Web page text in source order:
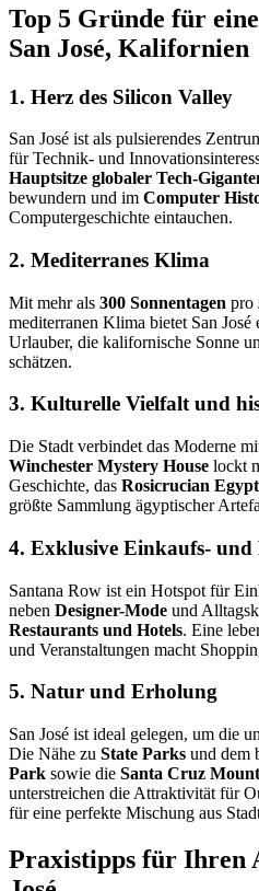
Top 5 Gründe für
San José, Kalifornien
1. Herz des Silicon Valley
San José ist als pulsierendes
für Technik- und
Hauptsitze globaler Tech-
bewundern und im Computer
Computergeschichte eintauchen.
2. Mediterranes Klima
Mit mehr als 300 Sonnentagen pro
mediterranen Klima bietet San
Urlauber, die kalifornische Sonne
schätzen.
3. Kulturelle Vielfalt und
Die Stadt verbindet das Moderne
Winchester Mystery House lockt
Geschichte, das Rosicrucian
größte Sammlung ägyptischer
4. Exklusive Einkaufs- und
Santana Row ist ein Hotspot für
neben Designer-Mode und
Restaurants und Hotels. Eine
und Veranstaltungen macht
5. Natur und Erholung
San José ist ideal gelegen, um die
Die Nähe zu State Parks und dem
Park sowie die Santa Cruz
unterstreichen die Attraktivität für
für eine perfekte Mischung aus
Praxistipps für Ihren